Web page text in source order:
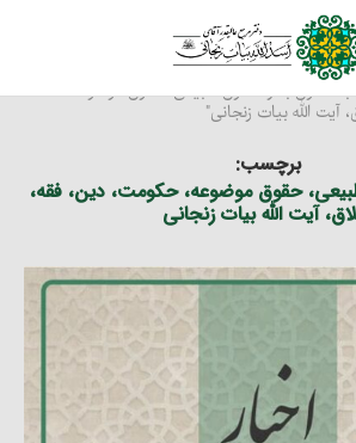
"حقوق بشر، حقوق طبیعی، حقوق موضوعه،
آیت الله بیات زنجانی"
برچسب:
حقوق موضوعه، حکومت، دین، فقه،
آیت الله بیات زنجانی